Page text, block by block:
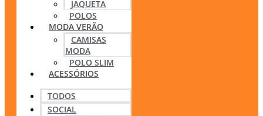
JAQUETA
POLOS
MODA VERÃO
CAMISAS
MODA
POLO SLIM
ACESSÓRIOS
TODOS
SOCIAL